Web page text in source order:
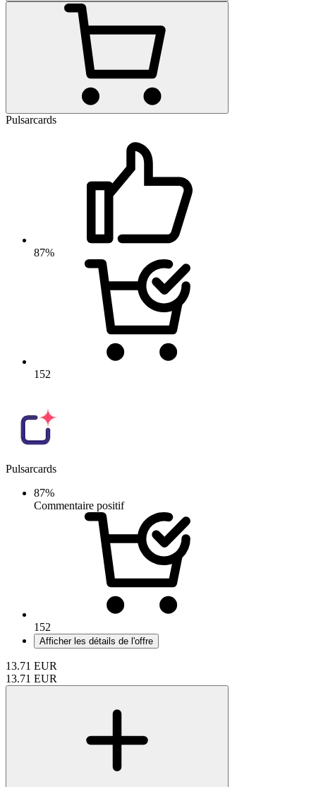
Pulsarcards
87%
152
Pulsarcards
87%
Commentaire positif
152
Afficher les détails de l'offre
13.71 EUR
13.71 EUR